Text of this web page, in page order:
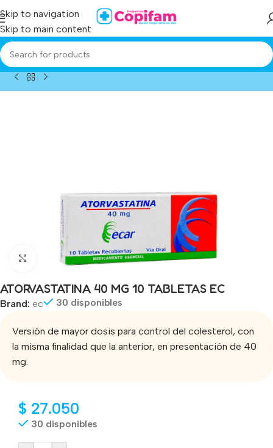
Skip to navigation
Skip to main content
Home / Producto/atorvastatina 40 mg 10 tabletas ec
Click to enlarge
ATORVASTATINA 40 MG 10 TABLETAS EC
Brand: ec 30 disponibles
Versión de mayor dosis para control del colesterol, con
la misma finalidad que la anterior, en presentación de 40
mg.
$ 27.050
30 disponibles